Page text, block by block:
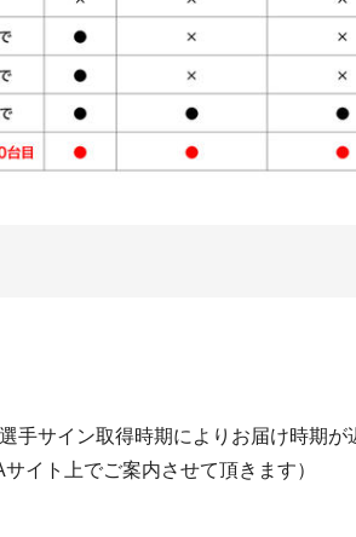
手サイン取得時期によりお届け時期が
イト上でご案内させて頂きます）